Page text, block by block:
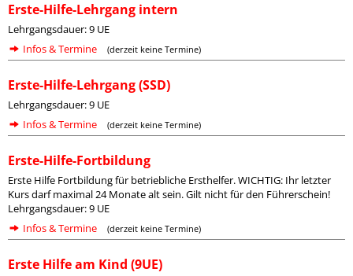
Erste-Hilfe-Lehrgang intern
Lehrgangsdauer: 9 UE
Infos & Termine
(derzeit keine Termine)
Erste-Hilfe-Lehrgang (SSD)
Lehrgangsdauer: 9 UE
Infos & Termine
(derzeit keine Termine)
Erste-Hilfe-Fortbildung
Erste Hilfe Fortbildung für betriebliche Ersthelfer. WICHTIG: Ihr letzter
Kurs darf maximal 24 Monate alt sein. Gilt nicht für den Führerschein!
Lehrgangsdauer: 9 UE
Infos & Termine
(derzeit keine Termine)
Erste Hilfe am Kind (9UE)